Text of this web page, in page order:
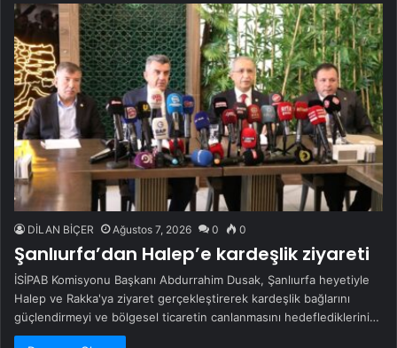
DİLAN BİÇER Ağustos 7, 2026 0 0
Şanlıurfa’dan Halep’e kardeşlik ziyareti
İSİPAB Komisyonu Başkanı Abdurrahim Dusak, Şanlıurfa heyetiyle
Halep ve Rakka'ya ziyaret gerçekleştirerek kardeşlik bağlarını
güçlendirmeyi ve bölgesel ticaretin canlanmasını hedeflediklerini…